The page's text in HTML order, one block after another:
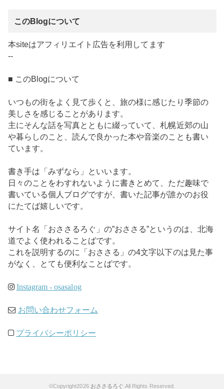
このBlogについて
本siteはアフィリエイト広告を利用してます
--
■ このBlogについて
いつもの街をよく見て歩くと、旅の様に感じたり季節の
美しさを感じることがあります。
主にそんな話を写真とともに綴っていて、札幌近郊の山
や暮らしのこと、読んで良かった本や音楽のことも書い
ています。
書き手は「みずなら」といいます。
日々のことをわすれないように書きとめて、ただ趣味で
書いている個人ブログですが、書いた記事が誰かのお役
にたてば嬉しいです。
サイト名「おささるろぐ」の”おささる”というのは、北海
道でよく使われることばです。
これを説明するのに「おささる」の4文字以下のは見た事
がなく、とても便利なことばです。
Instagram - osasalog
お問い合わせフォーム
プライバシーポリシー
©Copyright2026 おささるろぐ .All Rights Reserved.